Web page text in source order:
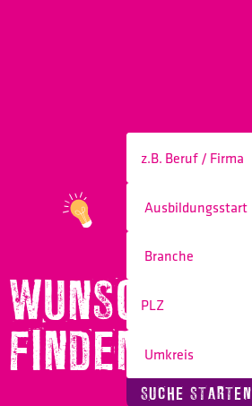
WUNSCHBERUF
FINDEN!
SUCHE STARTEN